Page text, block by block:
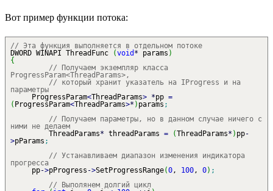
Вот пример функции потока:
// Эта функция выполняется в отдельном потоке
DWORD WINAPI ThreadFunc
(void * params )
{
// Получаем экземпляр класса
ProgressParam<ThreadParams>,
// который хранит указатель на IProgress и на
параметры
ProgressParam<ThreadParams> *pp =
( ProgressParam<ThreadParams>* ) params ;
// Получаем параметры, но в данном случае ничего с
ними не делаем
ThreadParams* threadParams = (ThreadParams* ) pp-
>pParams ;
// Устанавливаем диапазон изменения индикатора
прогресса
pp->pProgress ->SetProgressRange(0 , 100 , 0) ;
// Выполянем долгий цикл